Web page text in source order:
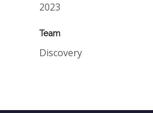
2023
Team
Discovery